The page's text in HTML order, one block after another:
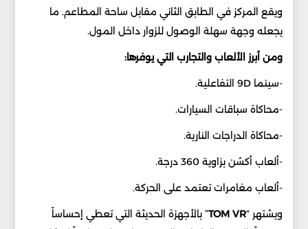
ويقع المركز في الطابق الثاني مقابل ساحة المطاعم. ما
يجعله وجهة سهلة الوصول للزوار داخل المول.
ومن أبرز الألعاب والتجارب التي يوفرها:
-سينما 9D التفاعلية.
-محاكاة سباقات السيارات.
-محاكاة الدراجات النارية.
-ألعاب أكشن بزاوية 360 درجة.
-ألعاب مغامرات تعتمد على الحركة.
ويشتهر “TOM VR” بالأجهزة الحديثة التي تعطي إحساساً